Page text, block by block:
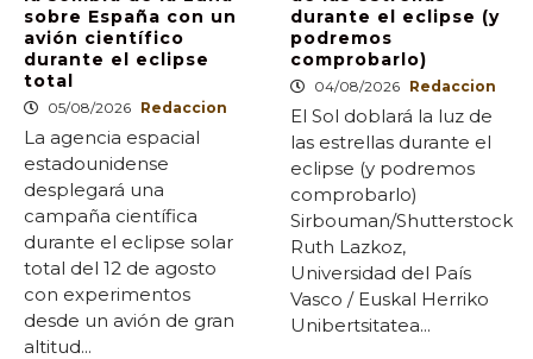
sobre España con un
avión científico
durante el eclipse
total
05/08/2026 Redaccion
La agencia espacial
estadounidense
desplegará una
campaña científica
durante el eclipse solar
total del 12 de agosto
con experimentos
desde un avión de gran
altitud...
durante el eclipse (y
podremos
comprobarlo)
04/08/2026 Redaccion
El Sol doblará la luz de
las estrellas durante el
eclipse (y podremos
comprobarlo)
Sirbouman/Shutterstock
Ruth Lazkoz,
Universidad del País
Vasco / Euskal Herriko
Unibertsitatea...